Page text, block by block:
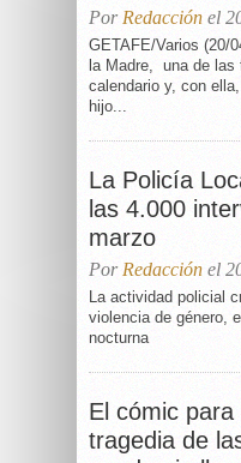
Por Redacción el
GETAFE/Varios (20/
la Madre, una de las
calendario y, con
hijo...
La Policía
las 4.000
marzo
Por Redacción el
La actividad policial
violencia de género,
nocturna
El cómic
tragedia de